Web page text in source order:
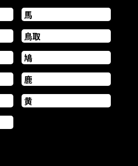
馬
鳥取
鳩
鹿
黄